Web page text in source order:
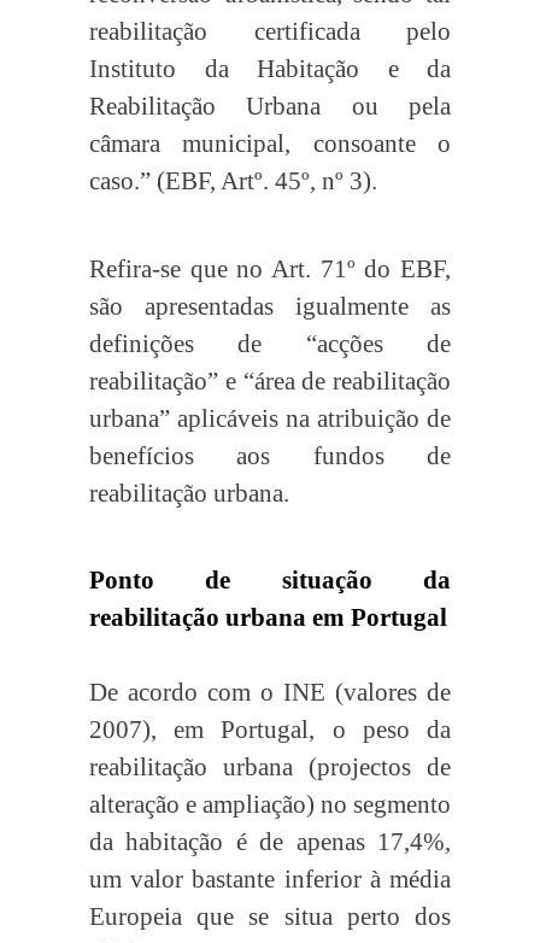
reabilitação certificada pelo
Instituto da Habitação e da
Reabilitação Urbana ou pela
câmara municipal, consoante o
caso.” (EBF, Artº. 45º, nº 3).
Refira-se que no Art. 71º do EBF,
são apresentadas igualmente as
definições de “acções de
reabilitação” e “área de reabilitação
urbana” aplicáveis na atribuição de
benefícios aos fundos de
reabilitação urbana.
Ponto de situação da
reabilitação urbana em Portugal
De acordo com o INE (valores de
2007), em Portugal, o peso da
reabilitação urbana (projectos de
alteração e ampliação) no segmento
da habitação é de apenas 17,4%,
um valor bastante inferior à média
Europeia que se situa perto dos